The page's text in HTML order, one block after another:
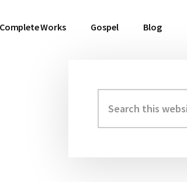
Complete Works Gospel Blog
Primary
Sidebar
this
website